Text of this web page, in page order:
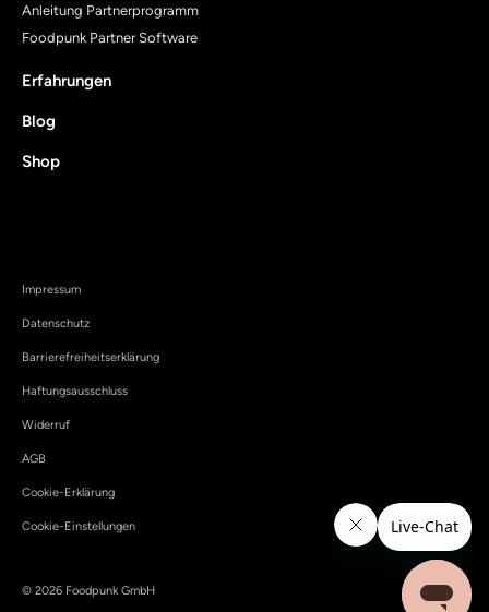
Anleitung Partnerprogramm
Foodpunk Partner Software
Erfahrungen
Blog
Shop
Impressum
Datenschutz
Barrierefreiheitserklärung
Haftungsausschluss
Widerruf
AGB
Cookie-Erklärung
Cookie-Einstellungen
© 2026 Foodpunk GmbH